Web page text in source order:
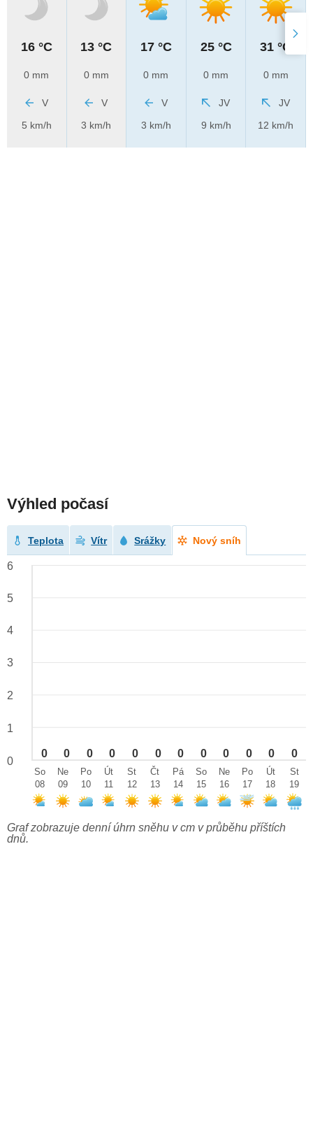
16 °C
0 mm
V
5 km/h
13 °C
0 mm
V
3 km/h
17 °C
0 mm
V
3 km/h
25 °C
0 mm
JV
9 km/h
31 °C
0 mm
JV
12 km/h
Výhled počasí
Teplota Vítr Srážky Nový sníh
0 0 0 0 0 0 0 0 0 0 0 0
6
5
4
3
2
1
0
So
08
Ne
09
Po
10
Út
11
St
12
Čt
13
Pá
14
So
15
Ne
16
Po
17
Út
18
St
19
Graf zobrazuje denní úhrn sněhu v cm v průběhu příštích
dnů.